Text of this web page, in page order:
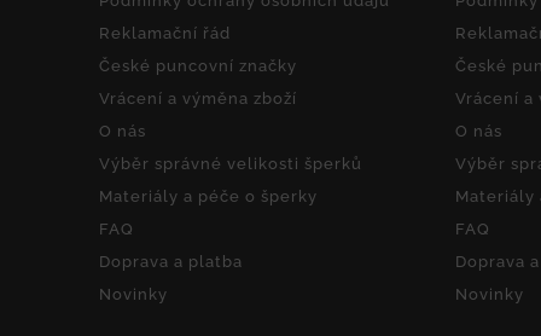
Reklamační řád
České puncovní značky
Vrácení a výměna zboží
O nás
Výběr správné velikosti šperků
Materiály a péče o šperky
FAQ
Doprava a platba
Novinky
České
Vrácení a
O nás
Výběr
Materiály
FAQ
Doprava
Novinky